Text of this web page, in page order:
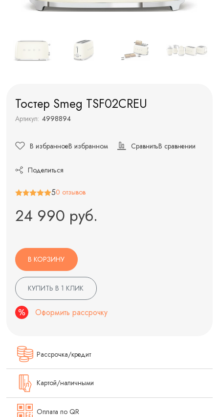
Тостер Smeg TSF02CREU
Артикул: 4998894
В избранноеВ избранном СравнитьВ сравнении
Поделиться
50 отзывов
24 990 руб.
В КОРЗИНУ
КУПИТЬ В 1 КЛИК
Оформить рассрочку
Рассрочка/кредит
Картой/наличными
Оплата по QR